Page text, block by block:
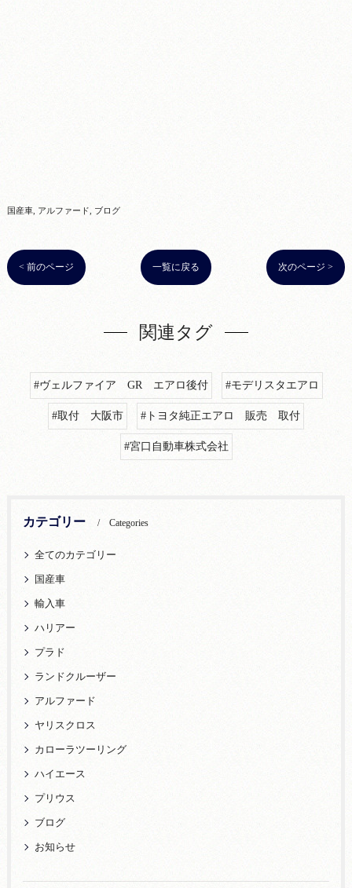
国産車 アルファード ブログ
< 前のページ 一覧に戻る 次のページ >
関連タグ
#ヴェルファイア GR エアロ後付 #モデリスタエアロ
#取付 大阪市 #トヨタ純正エアロ 販売 取付
#宮口自動車株式会社
カテゴリー Categories
全てのカテゴリー
国産車
輸入車
ハリアー
プラド
ランドクルーザー
アルファード
ヤリスクロス
カローラツーリング
ハイエース
プリウス
ブログ
お知らせ